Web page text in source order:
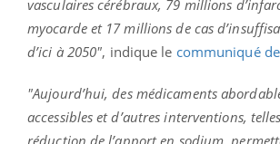
vasculaires cérébraux, 79 millions
myocarde et 17 millions de cas
d’ici à 2050", indique le communiqué
"Aujourd’hui, des médicaments
accessibles et d’autres interventions,
réduction de l’apport en sodium,